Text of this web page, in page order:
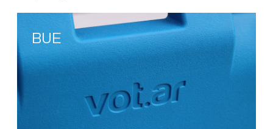
BUE